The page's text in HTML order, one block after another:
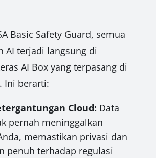
Basic Safety Guard, semua
AI terjadi langsung di
AI Box yang terpasang di
Ini berarti:
Cloud: Data
pernah meninggalkan
memastikan privasi dan
penuh terhadap regulasi